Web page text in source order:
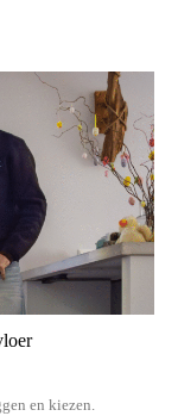
en kiezen.